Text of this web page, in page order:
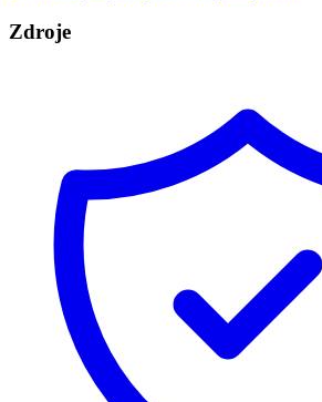
Zdroje